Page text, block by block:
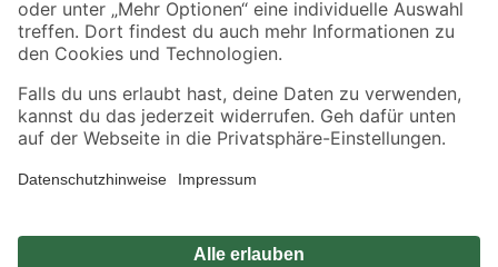
Alle Preisangaben in EUR inkl. gesetzl. MwSt.. Die dargestellten Angebote sind unter
Umständen nicht in allen Märkten verfügbar. Die angegebenen Verfügbarkeiten beziehen
Produkte nur solange der Vorrat reicht.
*Paketversand ab 59 € versandkostenfrei, gilt nicht für Artikel mit Speditionsversand, hier
Privatsphäre Impressum